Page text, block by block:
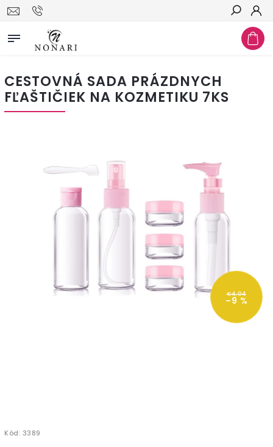
Hľadať
CESTOVNÁ SADA PRÁZDNYCH
FĽAŠTIČIEK NA KOZMETIKU 7KS
€4,04
–9 %
Kód: 3389